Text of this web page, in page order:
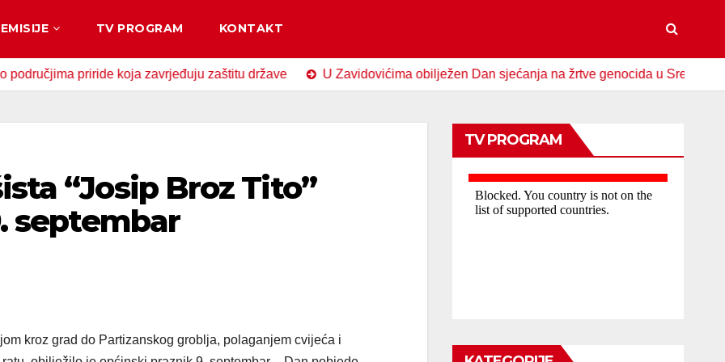
EMISIJE TV PROGRAM KONTAKT
priride koja zavrjeđuju zaštitu države U Zavidovićima obilježen Dan sjećanja na žrtve genocida u Srebrenici
“Josip Broz Tito”
septembar
kroz grad do Partizanskog groblja, polaganjem cvijeća i
TV PROGRAM